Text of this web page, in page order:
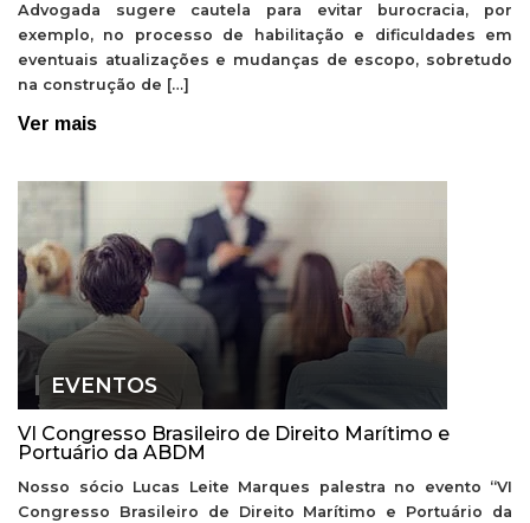
Advogada sugere cautela para evitar burocracia, por
exemplo, no processo de habilitação e dificuldades em
eventuais atualizações e mudanças de escopo, sobretudo
na construção de […]
Ver mais
EVENTOS
VI Congresso Brasileiro de Direito Marítimo e
Portuário da ABDM
Nosso sócio Lucas Leite Marques palestra no evento “VI
Congresso Brasileiro de Direito Marítimo e Portuário da